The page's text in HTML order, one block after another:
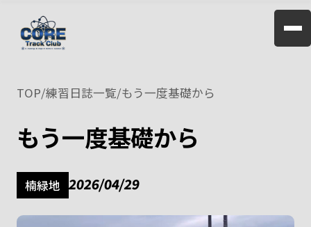
TOP/練習日誌一覧/もう一度基礎から
もう一度基礎から
楠緑地 2026/04/29